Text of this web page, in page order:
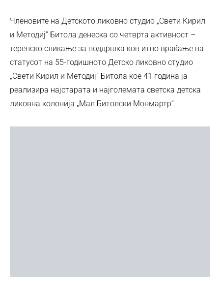
Членовите на Детското ликовно студио „Свети Кирил
и Методиј” Битола денеска со четврта активност –
теренско сликање за поддршка кон итно враќање на
статусот на 55-годишното Детско ликовно студио
„Свети Кирил и Методиј” Битола кое 41 година ја
реализира најстарата и најголемата светска детска
ликовна колонија „Мал Битолски Монмартр”.